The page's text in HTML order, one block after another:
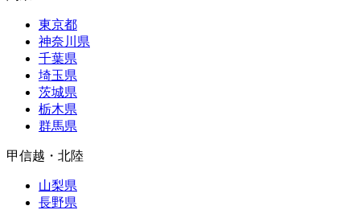
東京都
神奈川県
千葉県
埼玉県
茨城県
栃木県
群馬県
甲信越・北陸
山梨県
長野県